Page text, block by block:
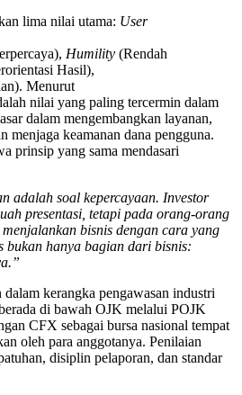
lima nilai utama: User
Humility (Rendah
Hasil),
Menurut
nilai yang paling tercermin dalam
dalam mengembangkan layanan,
menjaga keamanan dana pengguna.
prinsip yang sama mendasari
adalah soal kepercayaan. Investor
presentasi, tetapi pada orang-orang
bisnis dengan cara yang
bukan hanya bagian dari bisnis:
kerangka pengawasan industri
di bawah OJK melalui POJK
CFX sebagai bursa nasional tempat
oleh para anggotanya. Penilaian
disiplin pelaporan, dan standar